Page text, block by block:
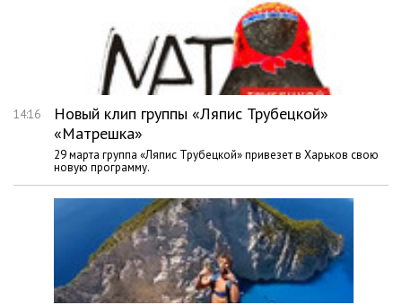
14:16
Новый клип группы «Ляпис Трубецкой»
«Матрешка»
29 марта группа «Ляпис Трубецкой» привезет в Харьков свою
новую программу.